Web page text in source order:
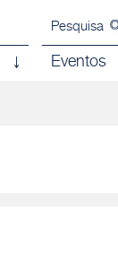
Pesquisa
Eventos